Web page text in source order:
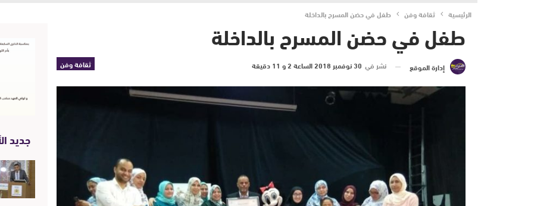
الرئيسية ثقافة وفن طفل في حضن المسرح بالداخلة
طفل في حضن المسرح بالداخلة
ثقافة وفن إدارة الموقع نشر في 30 نوفمبر 2018 الساعة 2 و 11 دقيقة
جديد